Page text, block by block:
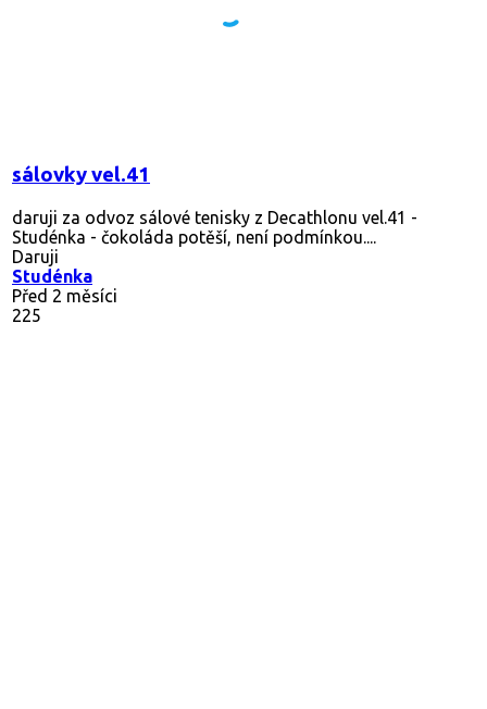
sálovky vel.41
daruji za odvoz sálové tenisky z Decathlonu vel.41 -
Studénka - čokoláda potěší, není podmínkou....
Daruji
Studénka
Před 2 měsíci
225